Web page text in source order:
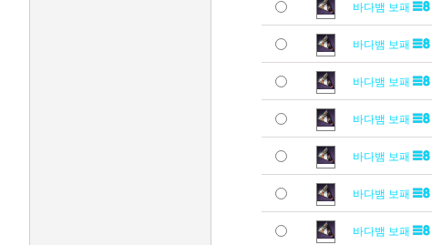
바다뱀 보패
바다뱀 보패
바다뱀 보패
바다뱀 보패
바다뱀 보패
바다뱀 보패
바다뱀 보패